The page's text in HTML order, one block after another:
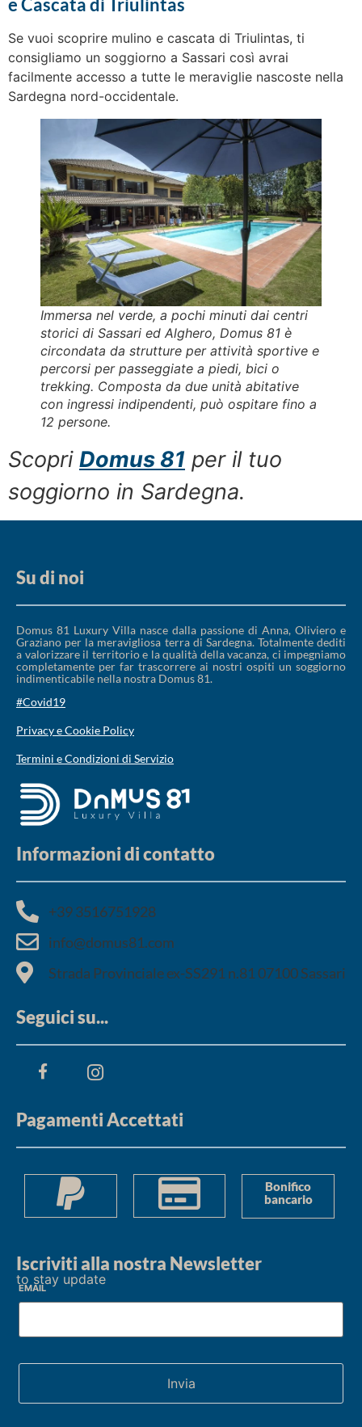
Se vuoi scoprire mulino e cascata di Triulintas, ti
consigliamo un soggiorno a Sassari così avrai
facilmente accesso a tutte le meraviglie nascoste nella
Sardegna nord-occidentale.
Immersa nel verde, a pochi minuti dai centri
storici di Sassari ed Alghero, Domus 81 è
circondata da strutture per attività sportive e
percorsi per passeggiate a piedi, bici o
trekking. Composta da due unità abitative
con ingressi indipendenti, può ospitare fino a
12 persone.
Scopri Domus 81 per il tuo
soggiorno in Sardegna.
Su di noi
Domus 81 Luxury Villa nasce dalla passione di Anna, Oliviero e
Graziano per la meravigliosa terra di Sardegna. Totalmente dediti
a valorizzare il territorio e la qualità della vacanza, ci impegniamo
completamente per far trascorrere ai nostri ospiti un soggiorno
indimenticabile nella nostra Domus 81.
#Covid19
Privacy e Cookie Policy
Termini e Condizioni di Servizio
Informazioni di contatto
+39 3516751928​
info@domus81.com
Strada Provinciale ex-SS291 n.81 07100 Sassari
Seguici su...
Pagamenti Accettati
Bonifico
bancario
Iscriviti alla nostra Newsletter
to stay update
Email